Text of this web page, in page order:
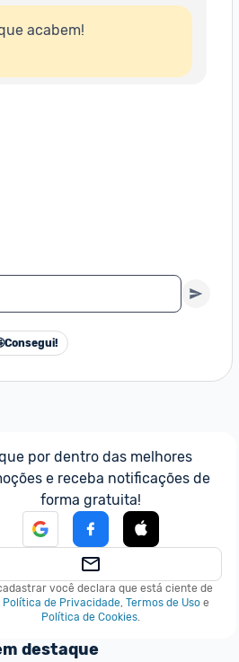
acabem!
Consegui!
por dentro das melhores
e receba notificações de
forma gratuita!
você declara que está ciente de
Política de Privacidade, Termos de Uso e
Política de Cookies.
destaque